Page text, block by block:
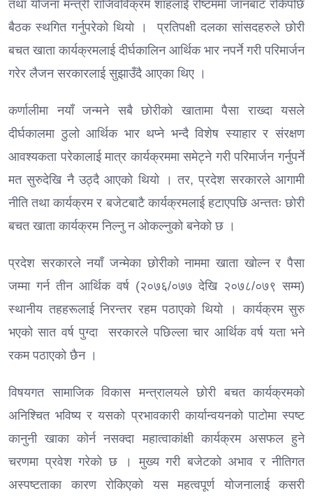
तथा योजना मन्त्री राजिवविक्रम शाहलाई रोष्टममा जानबाट रोकेपछि
बैठक स्थगित गर्नुपरेको थियो । प्रतिपक्षी दलका सांसदहरुले छोरी
बचत खाता कार्यक्रमलाई दीर्घकालिन आर्थिक भार नपर्ने गरी परिमार्जन
गरेर लैजन सरकारलाई सुझाउँदै आएका थिए ।
कर्णालीमा नयाँ जन्मने सबै छोरीको खातामा पैसा राख्दा यसले
दीर्घकालमा ठुलो आर्थिक भार थप्ने भन्दै विशेष स्याहार र संरक्षण
आवश्यकता परेकालाई मात्र कार्यक्रममा समेट्ने गरी परिमार्जन गर्नुपर्ने
मत सुरुदेखि नै उठ्दै आएको थियो । तर, प्रदेश सरकारले आगामी
नीति तथा कार्यक्रम र बजेटबाटै कार्यक्रमलाई हटाएपछि अन्ततः छोरी
बचत खाता कार्यक्रम निल्नु न ओकल्नुको बनेको छ ।
प्रदेश सरकारले नयाँ जन्मेका छोरीको नाममा खाता खोल्न र पैसा
जम्मा गर्न तीन आर्थिक वर्ष (२०७६/०७७ देखि २०७८/०७९ सम्म)
स्थानीय तहहरूलाई निरन्तर रहम पठाएको थियो । कार्यक्रम सुरु
भएको सात वर्ष पुग्दा सरकारले पछिल्ला चार आर्थिक वर्ष यता भने
रकम पठाएको छैन ।
विषयगत सामाजिक विकास मन्त्रालयले छोरी बचत कार्यक्रमको
अनिश्चित भविष्य र यसको प्रभावकारी कार्यान्वयनको पाटोमा स्पष्ट
कानुनी खाका कोर्न नसक्दा महात्वाकांक्षी कार्यक्रम असफल हुने
चरणमा प्रवेश गरेको छ । मुख्य गरी बजेटको अभाव र नीतिगत
अस्पष्टताका कारण रोकिएको यस महत्वपूर्ण योजनालाई कसरी